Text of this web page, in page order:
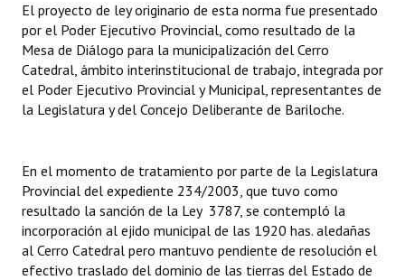
Bariloche, Municipio intercultural
Entrega de distinciones
REFORMA DE LA CARTA ORGÁNICA
El proyecto de ley originario de esta norma fue presentado
por el Poder Ejecutivo Provincial, como resultado de la
Mesa de Diálogo para la municipalización del Cerro
Catedral, ámbito interinstitucional de trabajo, integrada por
el Poder Ejecutivo Provincial y Municipal, representantes de
la Legislatura y del Concejo Deliberante de Bariloche.
En el momento de tratamiento por parte de la Legislatura
Provincial del expediente 234/2003, que tuvo como
resultado la sanción de la Ley 3787, se contempló la
incorporación al ejido municipal de las 1920 has. aledañas
al Cerro Catedral pero mantuvo pendiente de resolución el
efectivo traslado del dominio de las tierras del Estado de